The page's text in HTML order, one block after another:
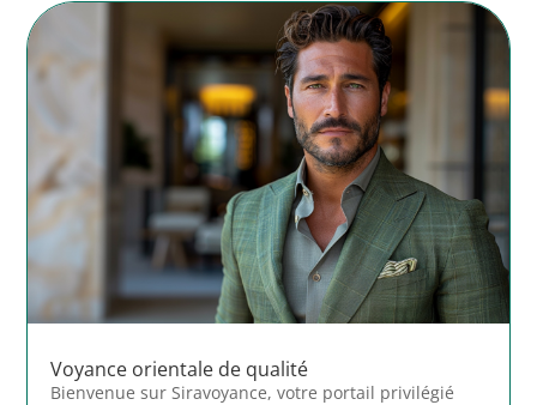
Voyance orientale de qualité
Bienvenue sur Siravoyance, votre portail privilégié